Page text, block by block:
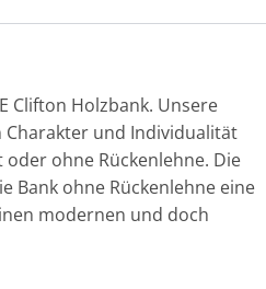
Clifton Holzbank. Unsere
Charakter und Individualität
ohne Rückenlehne. Die
Bank ohne Rückenlehne eine
modernen und doch